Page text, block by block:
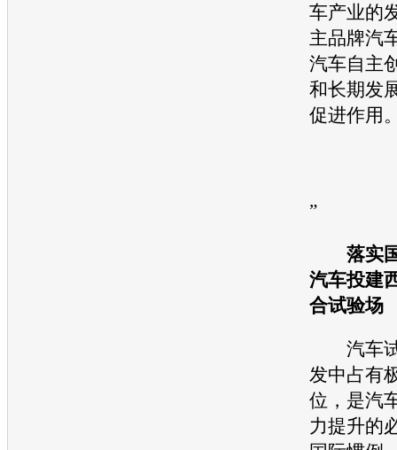
车产业的
主品牌汽
汽车自主
和长期发
促进作用
”
落实
汽车投建
合试验场
汽车
发中占有
位，是汽
力提升的